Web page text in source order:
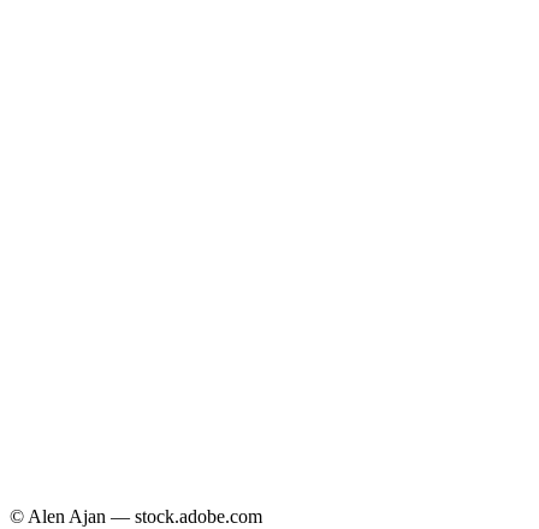
© Alen Ajan — stock.adobe.com